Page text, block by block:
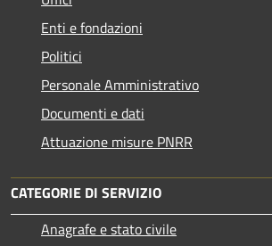
Enti e fondazioni
Politici
Personale Amministrativo
Documenti e dati
Attuazione misure PNRR
CATEGORIE DI SERVIZIO
Anagrafe e stato civile